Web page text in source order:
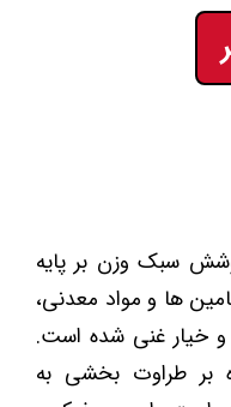
سبک وزن بر پایه
ها و مواد معدنی،
و خیار غنی شده است.
بر طراوت بخشی به